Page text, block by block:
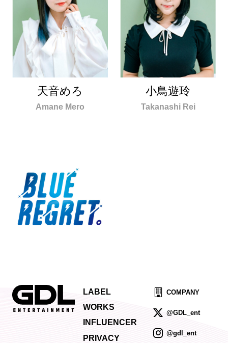
天音めろ
Amane Mero
小鳥遊玲
Takanashi Rei
LABEL
WORKS
INFLUENCER
PRIVACY
COMPANY
@GDL_ent
@gdl_ent